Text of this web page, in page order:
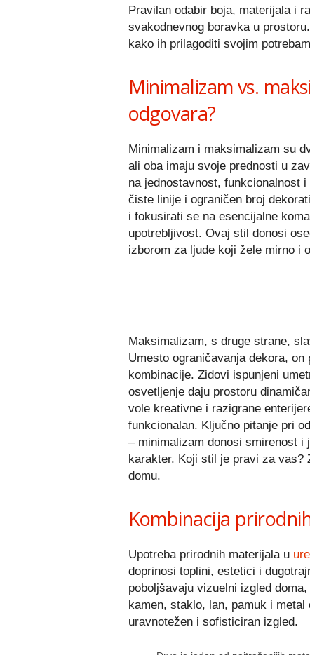
Pravilan odabir boja, materijala i
svakodnevnog boravka u
kako ih prilagoditi svojim
Minimalizam vs.
odgovara?
Minimalizam i maksimalizam su
ali oba imaju svoje prednosti u
na jednostavnost, funkcionalnost
čiste linije i ograničen broj
i fokusirati se na esencijalne
upotrebljivost. Ovaj stil donosi
izborom za ljude koji žele mirno i
Maksimalizam, s druge strane,
Umesto ograničavanja dekora,
kombinacije. Zidovi ispunjeni
osvetljenje daju prostoru
vole kreativne i razigrane
funkcionalan. Ključno pitanje pri
– minimalizam donosi smirenost i
karakter. Koji stil je pravi za vas?
domu.
Kombinacija
Upotreba prirodnih materijala u
doprinosi toplini, estetici i
poboljšavaju vizuelni izgled
kamen, staklo, lan, pamuk i
uravnotežen i sofisticiran izgled.